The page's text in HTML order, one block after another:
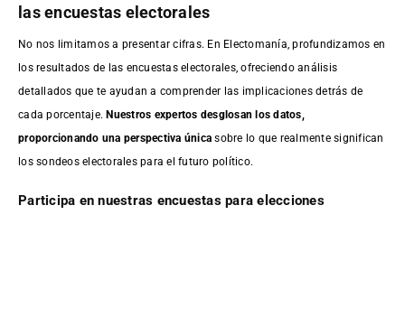
las encuestas electorales
No nos limitamos a presentar cifras. En Electomanía, profundizamos en
los resultados de las encuestas electorales, ofreciendo análisis
detallados que te ayudan a comprender las implicaciones detrás de
cada porcentaje.Nuestros expertos desglosan los datos,
proporcionando una perspectiva única sobre lo que realmente significan
los sondeos electorales para el futuro político.
Participa en nuestras encuestas para elecciones